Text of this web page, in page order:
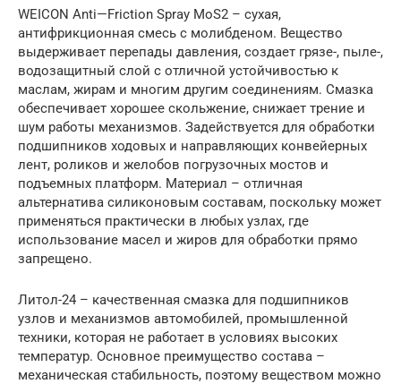
WEICON Anti—Friction Spray MoS2 – сухая,
антифрикционная смесь с молибденом. Вещество
выдерживает перепады давления, создает грязе-, пыле-,
водозащитный слой с отличной устойчивостью к
маслам, жирам и многим другим соединениям. Смазка
обеспечивает хорошее скольжение, снижает трение и
шум работы механизмов. Задействуется для обработки
подшипников ходовых и направляющих конвейерных
лент, роликов и желобов погрузочных мостов и
подъемных платформ. Материал – отличная
альтернатива силиконовым составам, поскольку может
применяться практически в любых узлах, где
использование масел и жиров для обработки прямо
запрещено.
Литол-24 – качественная смазка для подшипников
узлов и механизмов автомобилей, промышленной
техники, которая не работает в условиях высоких
температур. Основное преимущество состава –
механическая стабильность, поэтому веществом можно